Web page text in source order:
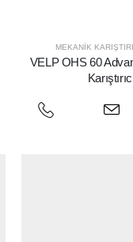
MEKANIK
VELP OHS 60